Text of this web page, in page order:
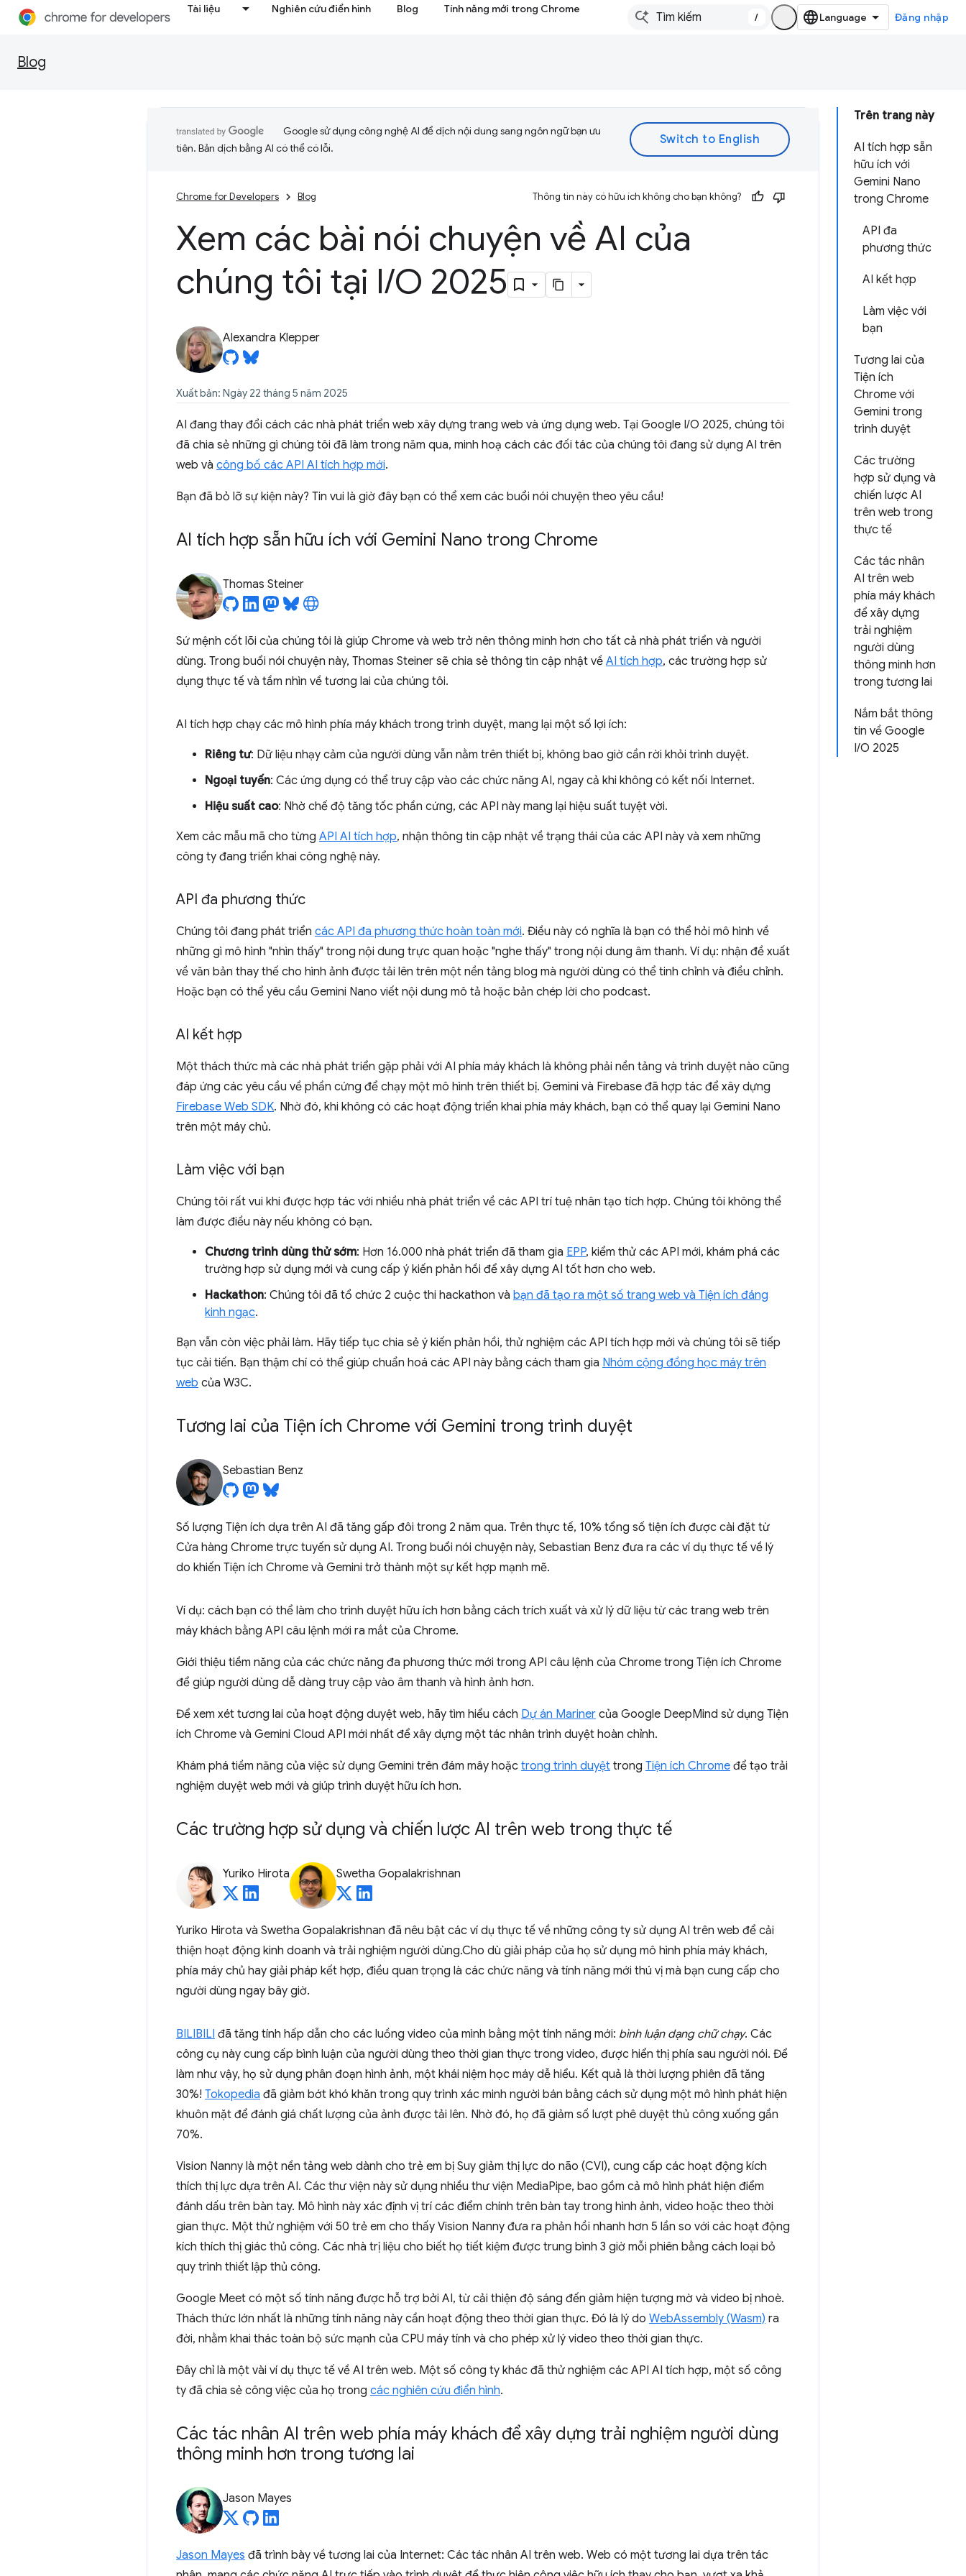
Tài liệu Nghiên cứu điển hình Blog Tính năng mới trong Chrome
/ Đăng nhập
Blog
Trên trang này
AI tích hợp sẵn
hữu ích với
Gemini Nano
trong Chrome
API đa
phương thức
AI kết hợp
Làm việc với
bạn
Tương lai của
Tiện ích
Chrome với
Gemini trong
trình duyệt
Các trường
hợp sử dụng và
chiến lược AI
trên web trong
thực tế
Các tác nhân
AI trên web
phía máy khách
để xây dựng
trải nghiệm
người dùng
thông minh hơn
trong tương lai
Nắm bắt thông
tin về Google
I/O 2025
Google sử dụng công nghệ AI để dịch nội dung sang ngôn ngữ bạn ưu
tiên. Bản dịch bằng AI có thể có lỗi.
Chrome for Developers Blog Thông tin này có hữu ích không cho bạn không?
Xem các bài nói chuyện về AI của
chúng tôi tại I/O 2025
Alexandra Klepper
Xuất bản: Ngày 22 tháng 5 năm 2025
AI đang thay đổi cách các nhà phát triển web xây dựng trang web và ứng dụng web. Tại Google I/O 2025, chúng tôi
đã chia sẻ những gì chúng tôi đã làm trong năm qua, minh hoạ cách các đối tác của chúng tôi đang sử dụng AI trên
web và công bố các API AI tích hợp mới.
Bạn đã bỏ lỡ sự kiện này? Tin vui là giờ đây bạn có thể xem các buổi nói chuyện theo yêu cầu!
AI tích hợp sẵn hữu ích với Gemini Nano trong Chrome
Thomas Steiner
Sứ mệnh cốt lõi của chúng tôi là giúp Chrome và web trở nên thông minh hơn cho tất cả nhà phát triển và người
dùng. Trong buổi nói chuyện này, Thomas Steiner sẽ chia sẻ thông tin cập nhật về AI tích hợp, các trường hợp sử
dụng thực tế và tầm nhìn về tương lai của chúng tôi.
AI tích hợp chạy các mô hình phía máy khách trong trình duyệt, mang lại một số lợi ích:
Riêng tư: Dữ liệu nhạy cảm của người dùng vẫn nằm trên thiết bị, không bao giờ cần rời khỏi trình duyệt.
Ngoại tuyến: Các ứng dụng có thể truy cập vào các chức năng AI, ngay cả khi không có kết nối Internet.
Hiệu suất cao: Nhờ chế độ tăng tốc phần cứng, các API này mang lại hiệu suất tuyệt vời.
Xem các mẫu mã cho từng API AI tích hợp, nhận thông tin cập nhật về trạng thái của các API này và xem những
công ty đang triển khai công nghệ này.
API đa phương thức
Chúng tôi đang phát triển các API đa phương thức hoàn toàn mới. Điều này có nghĩa là bạn có thể hỏi mô hình về
những gì mô hình "nhìn thấy" trong nội dung trực quan hoặc "nghe thấy" trong nội dung âm thanh. Ví dụ: nhận đề xuất
về văn bản thay thế cho hình ảnh được tải lên trên một nền tảng blog mà người dùng có thể tinh chỉnh và điều chỉnh.
Hoặc bạn có thể yêu cầu Gemini Nano viết nội dung mô tả hoặc bản chép lời cho podcast.
AI kết hợp
Một thách thức mà các nhà phát triển gặp phải với AI phía máy khách là không phải nền tảng và trình duyệt nào cũng
đáp ứng các yêu cầu về phần cứng để chạy một mô hình trên thiết bị. Gemini và Firebase đã hợp tác để xây dựng
Firebase Web SDK. Nhờ đó, khi không có các hoạt động triển khai phía máy khách, bạn có thể quay lại Gemini Nano
trên một máy chủ.
Làm việc với bạn
Chúng tôi rất vui khi được hợp tác với nhiều nhà phát triển về các API trí tuệ nhân tạo tích hợp. Chúng tôi không thể
làm được điều này nếu không có bạn.
Chương trình dùng thử sớm: Hơn 16.000 nhà phát triển đã tham gia EPP, kiểm thử các API mới, khám phá các
trường hợp sử dụng mới và cung cấp ý kiến phản hồi để xây dựng AI tốt hơn cho web.
Hackathon: Chúng tôi đã tổ chức 2 cuộc thi hackathon và bạn đã tạo ra một số trang web và Tiện ích đáng
kinh ngạc.
Bạn vẫn còn việc phải làm. Hãy tiếp tục chia sẻ ý kiến phản hồi, thử nghiệm các API tích hợp mới và chúng tôi sẽ tiếp
tục cải tiến. Bạn thậm chí có thể giúp chuẩn hoá các API này bằng cách tham gia Nhóm cộng đồng học máy trên
web của W3C.
Tương lai của Tiện ích Chrome với Gemini trong trình duyệt
Sebastian Benz
Số lượng Tiện ích dựa trên AI đã tăng gấp đôi trong 2 năm qua. Trên thực tế, 10% tổng số tiện ích được cài đặt từ
Cửa hàng Chrome trực tuyến sử dụng AI. Trong buổi nói chuyện này, Sebastian Benz đưa ra các ví dụ thực tế về lý
do khiến Tiện ích Chrome và Gemini trở thành một sự kết hợp mạnh mẽ.
Ví dụ: cách bạn có thể làm cho trình duyệt hữu ích hơn bằng cách trích xuất và xử lý dữ liệu từ các trang web trên
máy khách bằng API câu lệnh mới ra mắt của Chrome.
Giới thiệu tiềm năng của các chức năng đa phương thức mới trong API câu lệnh của Chrome trong Tiện ích Chrome
để giúp người dùng dễ dàng truy cập vào âm thanh và hình ảnh hơn.
Để xem xét tương lai của hoạt động duyệt web, hãy tìm hiểu cách Dự án Mariner của Google DeepMind sử dụng Tiện
ích Chrome và Gemini Cloud API mới nhất để xây dựng một tác nhân trình duyệt hoàn chỉnh.
Khám phá tiềm năng của việc sử dụng Gemini trên đám mây hoặc trong trình duyệt trong Tiện ích Chrome để tạo trải
nghiệm duyệt web mới và giúp trình duyệt hữu ích hơn.
Các trường hợp sử dụng và chiến lược AI trên web trong thực tế
Yuriko Hirota Swetha Gopalakrishnan
Yuriko Hirota và Swetha Gopalakrishnan đã nêu bật các ví dụ thực tế về những công ty sử dụng AI trên web để cải
thiện hoạt động kinh doanh và trải nghiệm người dùng.Cho dù giải pháp của họ sử dụng mô hình phía máy khách,
phía máy chủ hay giải pháp kết hợp, điều quan trọng là các chức năng và tính năng mới thú vị mà bạn cung cấp cho
người dùng ngay bây giờ.
BILIBILI đã tăng tính hấp dẫn cho các luồng video của mình bằng một tính năng mới: bình luận dạng chữ chạy. Các
công cụ này cung cấp bình luận của người dùng theo thời gian thực trong video, được hiển thị phía sau người nói. Để
làm như vậy, họ sử dụng phân đoạn hình ảnh, một khái niệm học máy dễ hiểu. Kết quả là thời lượng phiên đã tăng
30%! Tokopedia đã giảm bớt khó khăn trong quy trình xác minh người bán bằng cách sử dụng một mô hình phát hiện
khuôn mặt để đánh giá chất lượng của ảnh được tải lên. Nhờ đó, họ đã giảm số lượt phê duyệt thủ công xuống gần
70%.
Vision Nanny là một nền tảng web dành cho trẻ em bị Suy giảm thị lực do não (CVI), cung cấp các hoạt động kích
thích thị lực dựa trên AI. Các thư viện này sử dụng nhiều thư viện MediaPipe, bao gồm cả mô hình phát hiện điểm
đánh dấu trên bàn tay. Mô hình này xác định vị trí các điểm chính trên bàn tay trong hình ảnh, video hoặc theo thời
gian thực. Một thử nghiệm với 50 trẻ em cho thấy Vision Nanny đưa ra phản hồi nhanh hơn 5 lần so với các hoạt động
kích thích thị giác thủ công. Các nhà trị liệu cho biết họ tiết kiệm được trung bình 3 giờ mỗi phiên bằng cách loại bỏ
quy trình thiết lập thủ công.
Google Meet có một số tính năng được hỗ trợ bởi AI, từ cải thiện độ sáng đến giảm hiện tượng mờ và video bị nhoè.
Thách thức lớn nhất là những tính năng này cần hoạt động theo thời gian thực. Đó là lý do WebAssembly (Wasm) ra
đời, nhằm khai thác toàn bộ sức mạnh của CPU máy tính và cho phép xử lý video theo thời gian thực.
Đây chỉ là một vài ví dụ thực tế về AI trên web. Một số công ty khác đã thử nghiệm các API AI tích hợp, một số công
ty đã chia sẻ công việc của họ trong các nghiên cứu điển hình.
Các tác nhân AI trên web phía máy khách để xây dựng trải nghiệm người dùng
thông minh hơn trong tương lai
Jason Mayes
Jason Mayes đã trình bày về tương lai của Internet: Các tác nhân AI trên web. Web có một tương lai dựa trên tác